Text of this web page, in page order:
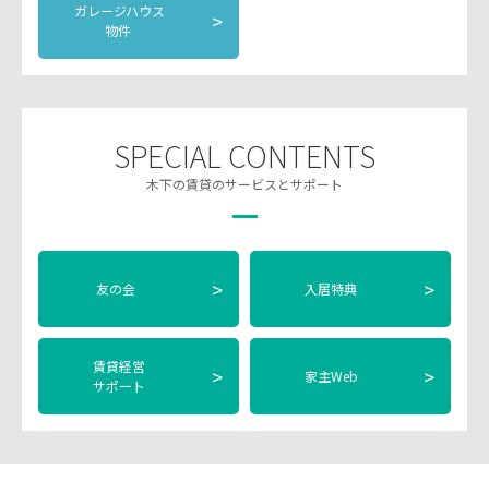
ガレージハウス
物件
>
SPECIAL CONTENTS
木下の賃貸のサービスとサポート
友の会 > 入居特典 >
賃貸経営
サポート
> 家主Web >